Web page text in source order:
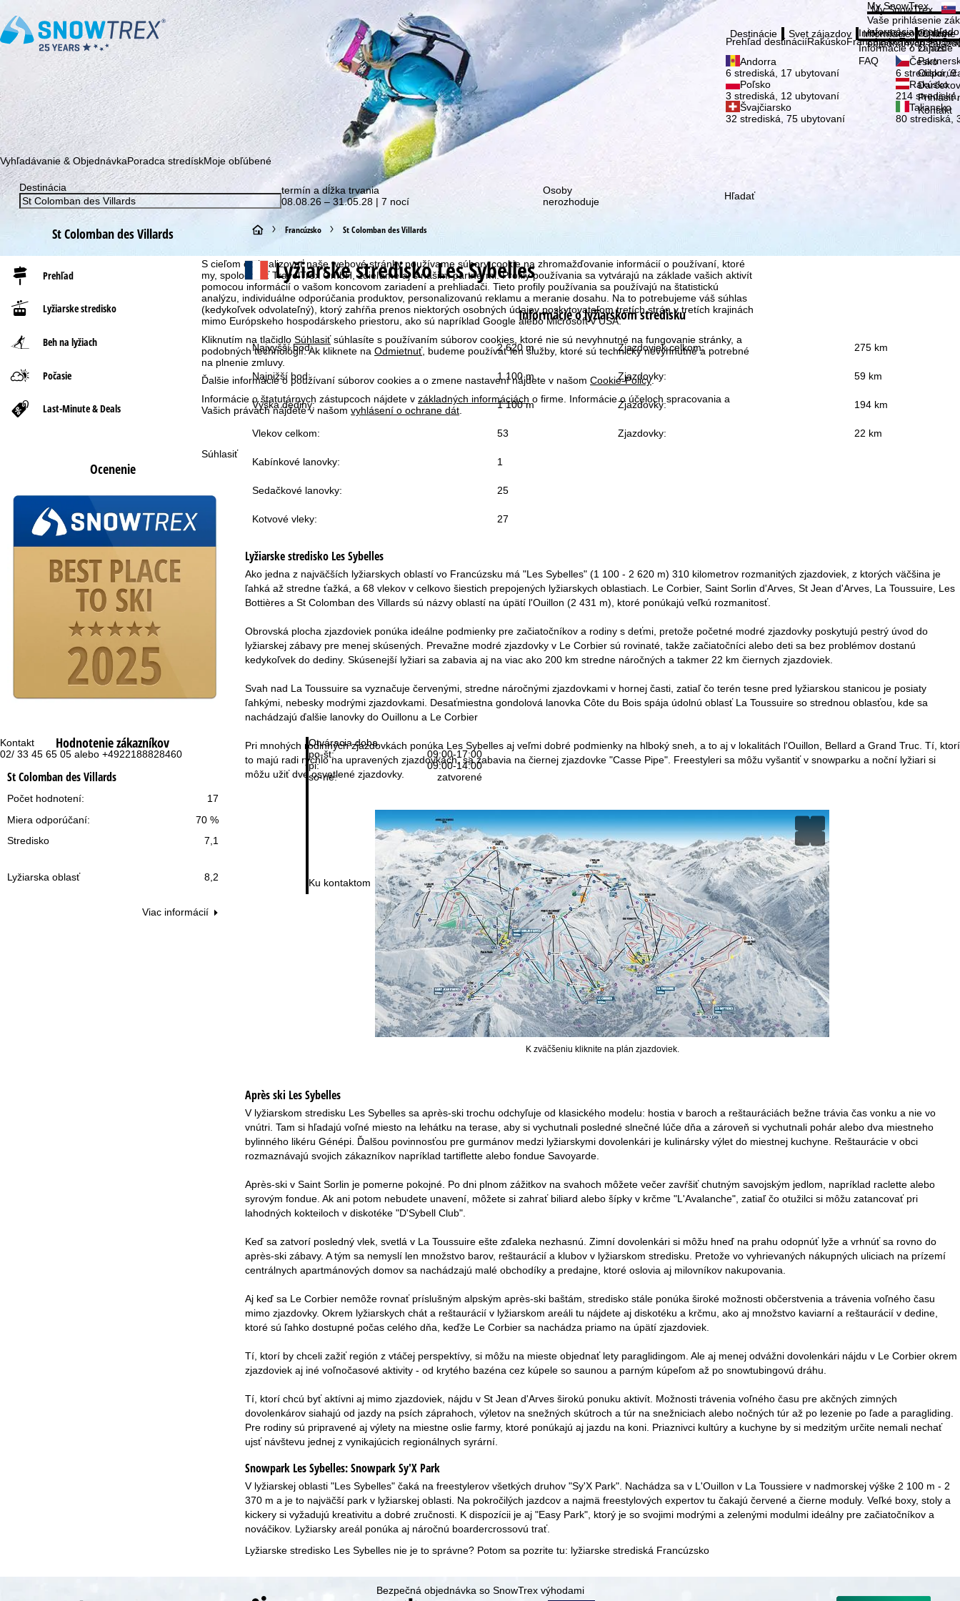
S cieľom optimalizovať naše webové stránky používame súbory cookie na zhromažďovanie informácií o používaní, ktoré
my, spoločnosť TravelTrex GmbH, zdieľame aj s našimi partnermi. Profily používania sa vytvárajú na základe vašich aktivít
pomocou informácií o vašom koncovom zariadení a prehliadači. Tieto profily používania sa používajú na štatistickú
analýzu, individuálne odporúčania produktov, personalizovanú reklamu a meranie dosahu. Na to potrebujeme váš súhlas
(kedykoľvek odvolateľný), ktorý zahŕňa prenos niektorých osobných údajov poskytovateľom tretích strán v tretích krajinách
mimo Európskeho hospodárskeho priestoru, ako sú napríklad Google alebo Microsoft v USA.
Kliknutím na tlačidlo Súhlasiťsúhlasíte s používaním súborov cookies, ktoré nie sú nevyhnutné na fungovanie stránky, a
podobných technológií. Ak kliknete na Odmietnuť, budeme používať len služby, ktoré sú technicky nevyhnutné a potrebné
na plnenie zmluvy.
Ďalšie informácie o používaní súborov cookies a o zmene nastavení nájdete v našom Cookie-Policy.
Informácie o štatutárnych zástupcoch nájdete v základných informáciách o firme. Informácie o účeloch spracovania a
Vašich právach nájdete v našom vyhlásení o ochrane dát
Súhlasiť
Kontakt
02/ 33 45 65 05 alebo +4922188828460
Otváracia doba
po-št:
09:00-17:00
pi:
09:00-14:00
so-ne:
zatvorené
Ku kontaktom
Kontakt
Prihláste sa k odberu nášho newslettera a buďte prvý, kto sa dozvie o našich zľavových akciách! Prihlásiť
My SnowTrex
My SnowTrex
Vaše prihlásenie
informáciami
objednaných
Destinácie
Prehľad destináciíRakúskoFrancúzskoTaliansko
Andorra
6 strediská, 17 ubytovaní
Česko
6 strediská, 9
Poľsko
3 strediská, 12 ubytovaní
Rakúsko
214
Švajčiarsko
32 strediská, 75 ubytovaní
Taliansko
80 strediská,
Svet zájazdov Informácie
Informácie o zájazde
Informácie o zájazde
FAQ
O firme
O nás
O nás
Prihlásiť
Kontakt
Vyhľadávanie & ObjednávkaPoradca stredískMoje obľúbené
Destinácia
termín a dĺžka trvania
08.08.26 – 31.05.28 | 7 nocí
Osoby
nerozhoduje
Hľadať
St Colomban des Villards
Prehľad
Lyžiarske stredisko
Beh na lyžiach
Počasie
Last-Minute & Deals
Ocenenie
Hodnotenie zákazníkov
St Colomban des Villards
17
Počet hodnotení:
70 %
Miera odporúčaní:
Stredisko
7,1
Lyžiarska oblasť 8,2
Viac informácií
H
l
a
v
n
á
s
t
r
á
n
a
Francúzsko St Colomban des Villards
Lyžiarske strediskoLes Sybelles
Informácie o lyžiarskom stredisku
Najvyšší bod: 2 620 m Zjazdoviek celkom: 275 km
Najnižší bod: 1 100 m Zjazdovky: 59 km
Výška dediny: 1 100 m Zjazdovky: 194 km
Vlekov celkom: 53 Zjazdovky: 22 km
Kabínkové lanovky: 1
Sedačkové lanovky: 25
Kotvové vleky: 27
Lyžiarske stredisko Les Sybelles
Ako jedna z najväčších lyžiarskych oblastí vo Francúzsku má "Les Sybelles" (1 100 - 2 620 m) 310 kilometrov rozmanitých zjazdoviek, z ktorých väčšina je
ľahká až stredne ťažká, a 68 vlekov v celkovo šiestich prepojených lyžiarskych oblastiach. Le Corbier, Saint Sorlin d'Arves, St Jean d'Arves, La Toussuire, Les
Bottières a St Colomban des Villards sú názvy oblastí na úpätí l'Ouillon (2 431 m), ktoré ponúkajú veľkú rozmanitosť.
Obrovská plocha zjazdoviek ponúka ideálne podmienky pre začiatočníkov a rodiny s deťmi, pretože početné modré zjazdovky poskytujú pestrý úvod do
lyžiarskej zábavy pre menej skúsených. Prevažne modré zjazdovky v Le Corbier sú rovinaté, takže začiatočníci alebo deti sa bez problémov dostanú
kedykoľvek do dediny. Skúsenejší lyžiari sa zabavia aj na viac ako 200 km stredne náročných a takmer 22 km čiernych zjazdoviek.
Svah nad La Toussuire sa vyznačuje červenými, stredne náročnými zjazdovkami v hornej časti, zatiaľ čo terén tesne pred lyžiarskou stanicou je posiaty
ľahkými, nebesky modrými zjazdovkami. Desaťmiestna gondolová lanovka Côte du Bois spája údolnú oblasť La Toussuire so strednou oblasťou, kde sa
nachádzajú ďalšie lanovky do Ouillonu a Le Corbier
Pri mnohých rodinných zjazdovkách ponúka Les Sybelles aj veľmi dobré podmienky na hlboký sneh, a to aj v lokalitách l'Ouillon, Bellard a Grand Truc. Tí, ktorí
to majú radi rýchlo na upravených zjazdovkách, sa zabavia na čiernej zjazdovke "Casse Pipe". Freestyleri sa môžu vyšantiť v snowparku a noční lyžiari si
môžu užiť dve osvetlené zjazdovky.
K zväčšeniu kliknite na plán zjazdoviek.
Après ski Les Sybelles
V lyžiarskom stredisku Les Sybelles sa après-ski trochu odchyľuje od klasického modelu: hostia v baroch a reštauráciách bežne trávia čas vonku a nie vo
vnútri. Tam si hľadajú voľné miesto na lehátku na terase, aby si vychutnali posledné slnečné lúče dňa a zároveň si vychutnali pohár alebo dva miestneho
bylinného likéru Génépi. Ďalšou povinnosťou pre gurmánov medzi lyžiarskymi dovolenkári je kulinársky výlet do miestnej kuchyne. Reštaurácie v obci
rozmaznávajú svojich zákazníkov napríklad tartiflette alebo fondue Savoyarde.
Après-ski v Saint Sorlin je pomerne pokojné. Po dni plnom zážitkov na svahoch môžete večer zavŕšiť chutným savojským jedlom, napríklad raclette alebo
syrovým fondue. Ak ani potom nebudete unavení, môžete si zahrať biliard alebo šípky v krčme "L'Avalanche", zatiaľ čo otužilci si môžu zatancovať pri
lahodných kokteiloch v diskotéke "D'Sybell Club".
Keď sa zatvorí posledný vlek, svetlá v La Toussuire ešte zďaleka nezhasnú. Zimní dovolenkári si môžu hneď na prahu odopnúť lyže a vrhnúť sa rovno do
après-ski zábavy. A tým sa nemyslí len množstvo barov, reštaurácií a klubov v lyžiarskom stredisku. Pretože vo vyhrievaných nákupných uliciach na prízemí
centrálnych apartmánových domov sa nachádzajú malé obchodíky a predajne, ktoré oslovia aj milovníkov nakupovania.
Aj keď sa Le Corbier nemôže rovnať príslušným alpským après-ski baštám, stredisko stále ponúka široké možnosti občerstvenia a trávenia voľného času
mimo zjazdovky. Okrem lyžiarskych chát a reštaurácií v lyžiarskom areáli tu nájdete aj diskotéku a krčmu, ako aj množstvo kaviarní a reštaurácií v dedine,
ktoré sú ľahko dostupné počas celého dňa, keďže Le Corbier sa nachádza priamo na úpätí zjazdoviek.
Tí, ktorí by chceli zažiť región z vtáčej perspektívy, si môžu na mieste objednať lety paraglidingom. Ale aj menej odvážni dovolenkári nájdu v Le Corbier okrem
zjazdoviek aj iné voľnočasové aktivity - od krytého bazéna cez kúpele so saunou a parným kúpeľom až po snowtubingovú dráhu.
Tí, ktorí chcú byť aktívni aj mimo zjazdoviek, nájdu v St Jean d'Arves širokú ponuku aktivít. Možnosti trávenia voľného času pre akčných zimných
dovolenkárov siahajú od jazdy na psích záprahoch, výletov na snežných skútroch a túr na snežniciach alebo nočných túr až po lezenie po ľade a paragliding.
Pre rodiny sú pripravené aj výlety na miestne oslie farmy, ktoré ponúkajú aj jazdu na koni. Priaznivci kultúry a kuchyne by si medzitým určite nemali nechať
ujsť návštevu jednej z vynikajúcich regionálnych syrární.
Snowpark Les Sybelles:Snowpark Sy'X Park
V lyžiarskej oblasti "Les Sybelles" čaká na freestylerov všetkých druhov "Sy'X Park". Nachádza sa v L'Ouillon v La Toussiere v nadmorskej výške 2 100 m - 2
370 m a je to najväčší park v lyžiarskej oblasti. Na pokročilých jazdcov a najmä freestylových expertov tu čakajú červené a čierne moduly. Veľké boxy, stoly a
kickery si vyžadujú kreativitu a dobré zručnosti. K dispozícii je aj "Easy Park", ktorý je so svojimi modrými a zelenými modulmi ideálny pre začiatočníkov a
nováčikov. Lyžiarsky areál ponúka aj náročnú boardercrossovú trať.
Lyžiarske stredisko Les Sybelles nie je to správne? Potom sa pozrite tu: lyžiarske strediská Francúzsko
Bezpečná objednávka so SnowTrex výhodami